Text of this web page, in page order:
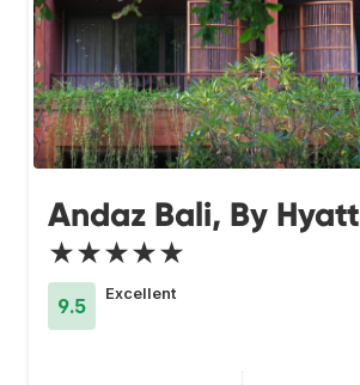
Andaz Bali, By Hyatt
★★★★★
9.5
Excellent